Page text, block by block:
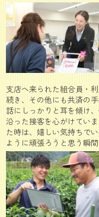
支店へ来られた組合員・
続き、その他にも共済の
話にしっかりと耳を傾け
沿った接客を心がけてい
た時は、嬉しい気持ちで
ように頑張ろうと思う瞬